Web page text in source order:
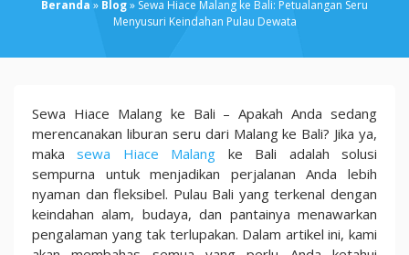
Beranda » Blog» Sewa Hiace Malang ke Bali: Petualangan Seru
Menyusuri Keindahan Pulau Dewata
Sewa
Hiace
Malang
ke
Bali:
Petualangan
Seru
Sewa Hiace Malang ke Bali – Apakah Anda sedang
merencanakan liburan seru dari Malang ke Bali? Jika ya,
makasewa Hiace Malang ke Bali adalah solusi
sempurna untuk menjadikan perjalanan Anda lebih
nyaman dan fleksibel. Pulau Bali yang terkenal dengan
keindahan alam, budaya, dan pantainya menawarkan
pengalaman yang tak terlupakan. Dalam artikel ini, kami